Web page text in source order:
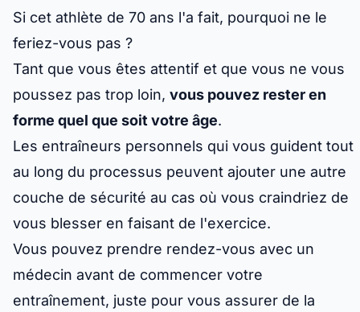
Si cet athlète de 70 ans l'a fait, pourquoi ne le
feriez-vous pas ?
Tant que vous êtes attentif et que vous ne vous
poussez pas trop loin, vous pouvez rester en
forme quel que soit votre âge.
Les entraîneurs personnels qui vous guident tout
au long du processus peuvent ajouter une autre
couche de sécurité au cas où vous craindriez de
vous blesser en faisant de l'exercice.
Vous pouvez prendre rendez-vous avec un
médecin avant de commencer votre
entraînement, juste pour vous assurer de la